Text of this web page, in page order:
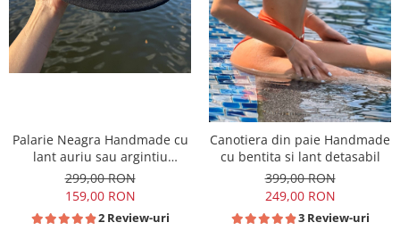
Palarie Neagra Handmade cu
lant auriu sau argintiu
detasabil
299,00 RON
159,00 RON
2 Review-uri
Canotiera din paie Handmade
cu bentita si lant detasabil
399,00 RON
249,00 RON
3 Review-uri